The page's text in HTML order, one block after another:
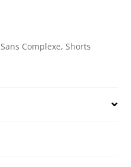
Sans Complexe, Shorts